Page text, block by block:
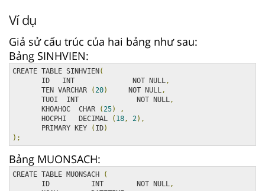
Ví dụ
Giả sử cấu trúc của hai bảng như sau:
Bảng SINHVIEN:
CREATE TABLE SINHVIEN(
       ID   INT              NOT NULL
,
       TEN VARCHAR
( 20)
     NOT NULL
,
       TUOI  INT              NOT NULL
,
       KHOAHOC  CHAR
( 25)
,
       HOCPHI   DECIMAL
( 18 , 2),
       PRIMARY KEY
( ID)
);
Bảng MUONSACH:
CREATE TABLE MUONSACH
(
       ID          INT        NOT NULL
,